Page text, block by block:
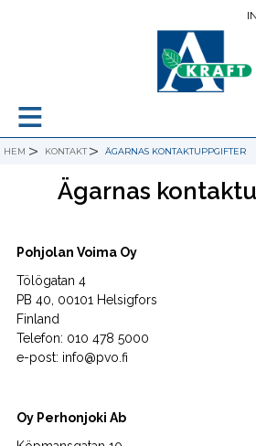
≡
HEM > KONTAKT > ÄGARNAS KONTAKTUPPGIFTER
Ägarnas
Pohjolan Voima Oy
Tölögatan 4
PB 40, 00101 Helsigfors
Finland
Telefon: 010 478 5000
e-post: info@pvo.fi
Oy Perhonjoki Ab